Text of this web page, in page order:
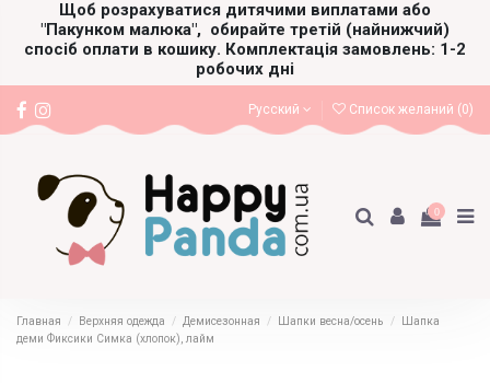
Щоб розрахуватися дитячими виплатами або
"Пакунком малюка", обирайте третій (найнижчий)
спосіб оплати в кошику. Комплектація замовлень: 1-2
робочих дні
Русский Список желаний (0)
0
Главная Верхняя одежда Демисезонная Шапки весна/осень
Шапка
деми Фиксики Симка (хлопок), лайм